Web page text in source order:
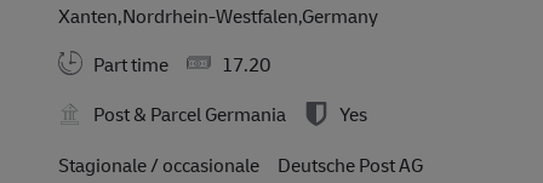
Xanten,Nordrhein-Westfalen,Germany
Part time
17.20
Post & Parcel Germania
Yes
Stagionale / occasionale
Deutsche Post AG